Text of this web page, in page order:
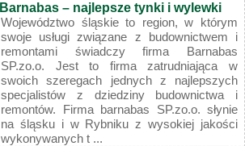
Barnabas – najlepsze tynki i wylewki
Województwo śląskie to region, w którym
swoje usługi związane z budownictwem i
remontami świadczy firma Barnabas
SP.zo.o. Jest to firma zatrudniająca w
swoich szeregach jednych z najlepszych
specjalistów z dziedziny budownictwa i
remontów. Firma barnabas SP.zo.o. słynie
na śląsku i w Rybniku z wysokiej jakości
wykonywanych t ...